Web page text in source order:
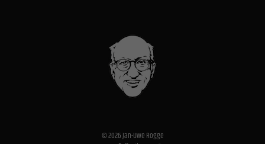
© 2026 Jan-Uwe Rogge